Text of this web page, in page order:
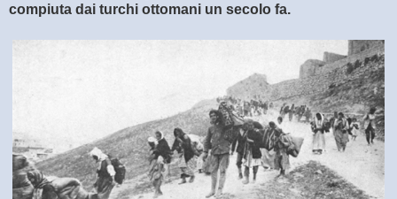
compiuta dai turchi ottomani un secolo fa.